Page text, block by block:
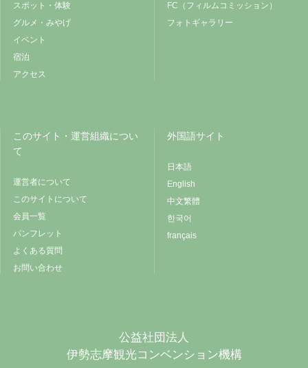
スポット・体験
グルメ・みやげ
イベント
宿泊
アクセス
FC（フィルムコミッション）
フォトギャラリー
このサイト・運営組織につい
て
運営者について
このサイトについて
会員一覧
パンフレット
よくある質問
お問い合わせ
外国語サイト
日本語
English
中文繁體
한국어
français
公益社団法人
伊勢志摩観光コンベンション機構